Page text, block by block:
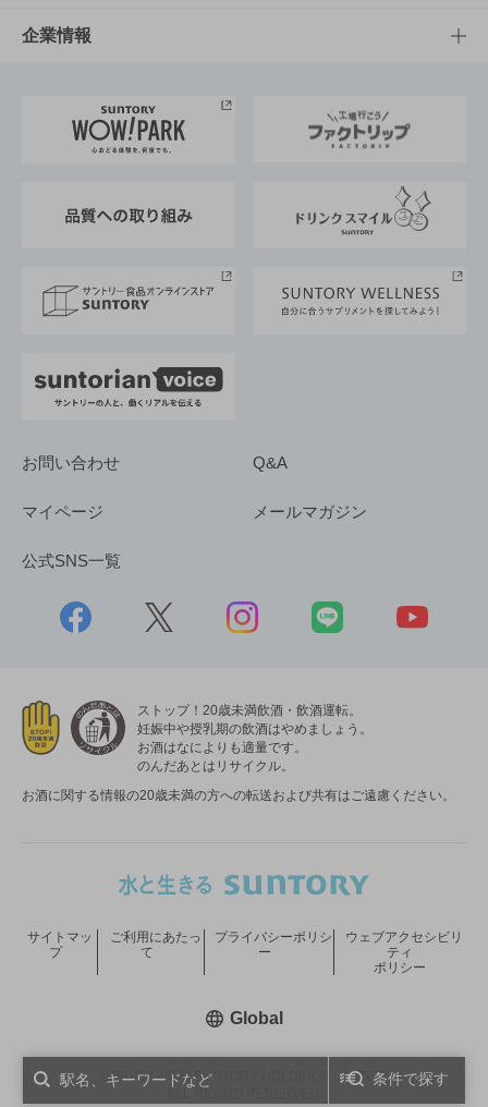
条件で探す
栄養成分一覧
工場見学
地域情報
サントリーホール
サントリーサンバーズ大阪
サステナビリティTOP
サントリーが考えるサステナビリティ経営
企業情報
企業概要
採用情報
お問い合わせ Q&A
マイページ メールマガジン
公式SNS一覧
ストップ！20歳未満飲酒・飲酒運転。
妊娠中や授乳期の飲酒はやめましょう。
お酒はなによりも適量です。
のんだあとはリサイクル。
お酒に関する情報の20歳未満の方への転送および共有はご遠慮ください。
COPYRIGHT © SUNTORY HOLDINGS LIMITED.
サイトマッ
プ
ご利用にあたっ
て
プライバシーポリシ
ー
ウェブアクセシビリ
ティ
ポリシー
Global新しいウィンドウで開く